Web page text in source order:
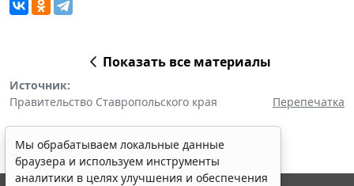
Показать все материалы
Источник:
Правительство Ставропольского края
Перепечатка
Мы обрабатываем локальные данные
браузера и используем инструменты
аналитики в целях улучшения и обеспечения